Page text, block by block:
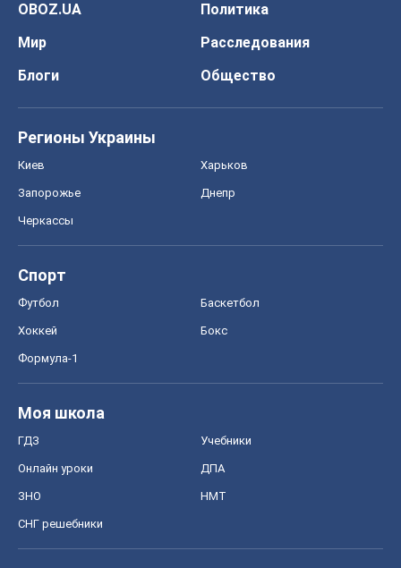
OBOZ.UA
Политика
Мир
Расследования
Блоги
Общество
Регионы Украины
Киев Харьков
Запорожье Днепр
Черкассы
Спорт
Футбол Баскетбол
Хоккей Бокс
Формула-1
Моя школа
ГДЗ Учебники
Онлайн уроки ДПА
ЗНО НМТ
СНГ решебники